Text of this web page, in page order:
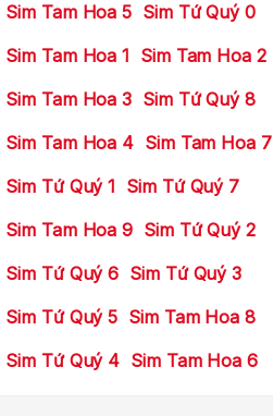
Sim Tam Hoa 5 Sim Tứ Quý 0
Sim Tam Hoa 1 Sim Tam Hoa 2
Sim Tam Hoa 3 Sim Tứ Quý 8
Sim Tam Hoa 4 Sim Tam Hoa 7
Sim Tứ Quý 1 Sim Tứ Quý 7
Sim Tam Hoa 9 Sim Tứ Quý 2
Sim Tứ Quý 6 Sim Tứ Quý 3
Sim Tứ Quý 5 Sim Tam Hoa 8
Sim Tứ Quý 4 Sim Tam Hoa 6